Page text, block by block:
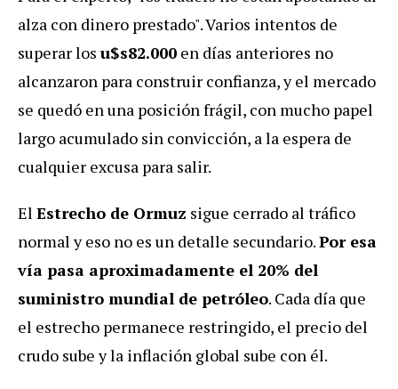
alza con dinero prestado". Varios intentos de
superar los u$s82.000 en días anteriores no
alcanzaron para construir confianza, y el mercado
se quedó en una posición frágil, con mucho papel
largo acumulado sin convicción, a la espera de
cualquier excusa para salir.
El Estrecho de Ormuz sigue cerrado al tráfico
normal y eso no es un detalle secundario.Por esa
vía pasa aproximadamente el 20% del
suministro mundial de petróleo. Cada día que
el estrecho permanece restringido, el precio del
crudo sube y la inflación global sube con él.